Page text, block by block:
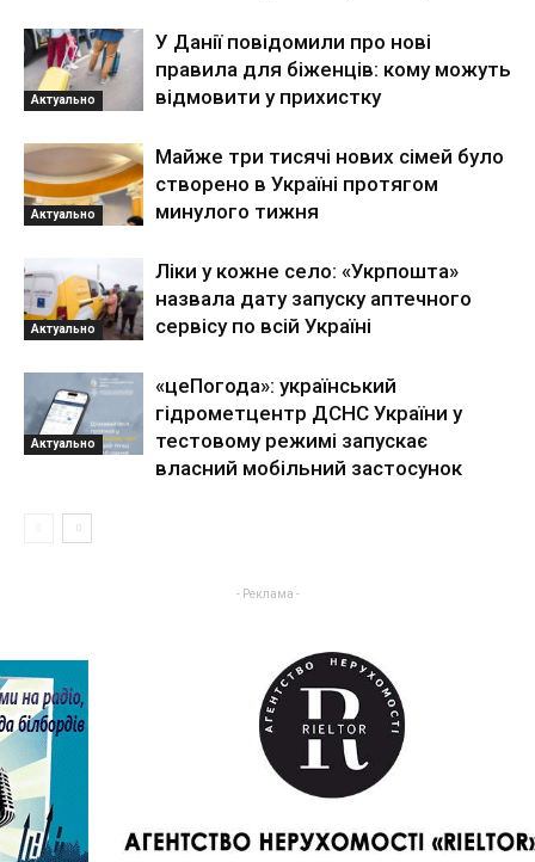
Актуально
У Данії повідомили про нові
правила для біженців: кому можуть
відмовити у прихистку
Актуально
Майже три тисячі нових сімей було
створено в Україні протягом
минулого тижня
Актуально
Ліки у кожне село: «Укрпошта»
назвала дату запуску аптечного
сервісу по всій Україні
Актуально
«цеПогода»: український
гідрометцентр ДСНС України у
тестовому режимі запускає
власний мобільний застосунок
- Реклама -